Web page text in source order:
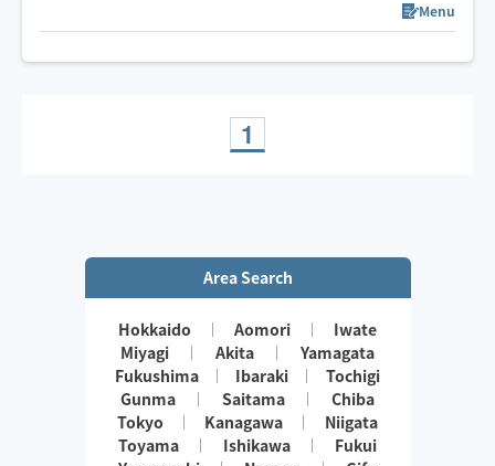
頭痛/肩こり/腰痛/睡眠などの慢性的なお悩みもご相談く
ださい。
希望日時があれば問い合わせください。
お子様や🐶🐈ご一緒OKです◎
Menu
1
Area Search
Hokkaido Aomori
Iwate
Miyagi
Akita
Yamagata
Fukushima
Ibaraki
Tochigi
Gunma
Saitama
Chiba
Tokyo
Kanagawa
Niigata
Toyama
Ishikawa
Fukui